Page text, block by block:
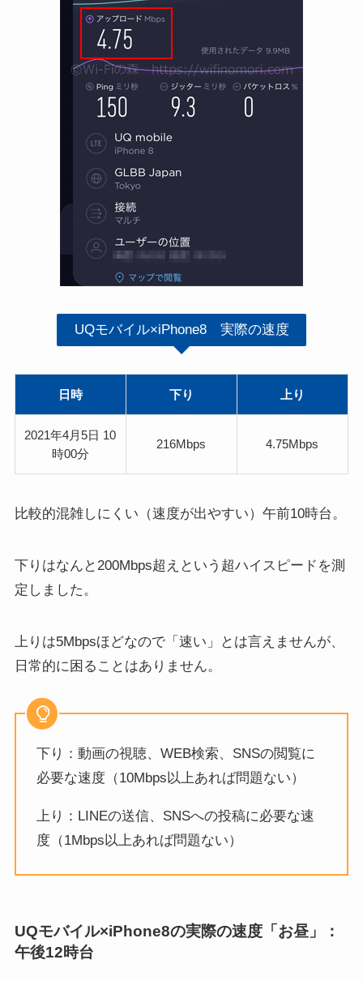
UQモバイル×iPhone8 実際の速度
日時 下り 上り
2021年4月5日 10
時00分
216Mbps 4.75Mbps
比較的混雑しにくい（速度が出やすい）午前10時台。
下りはなんと200Mbps超えという超ハイスピードを測
定しました。
上りは5Mbpsほどなので「速い」とは言えませんが、
日常的に困ることはありません。
下り：動画の視聴、WEB検索、SNSの閲覧に
必要な速度（10Mbps以上あれば問題ない）
上り：LINEの送信、SNSへの投稿に必要な速
度（1Mbps以上あれば問題ない）
UQモバイル×iPhone8の実際の速度「お昼」：
午後12時台